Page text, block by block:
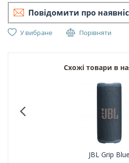
Повідомити про
У вибране Порівняти
Схожі товари в
JBL Grip Blue